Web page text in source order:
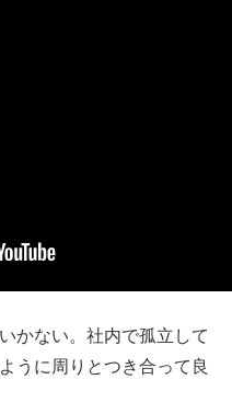
かない。社内で孤立して
うに周りとつき合って良